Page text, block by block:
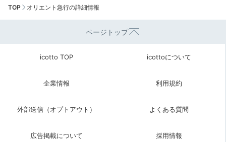
TOP オリエント急行の詳細情報
ページトップ
icotto TOP icottoについて
企業情報 利用規約
外部送信（オプトアウト） よくある質問
広告掲載について 採用情報